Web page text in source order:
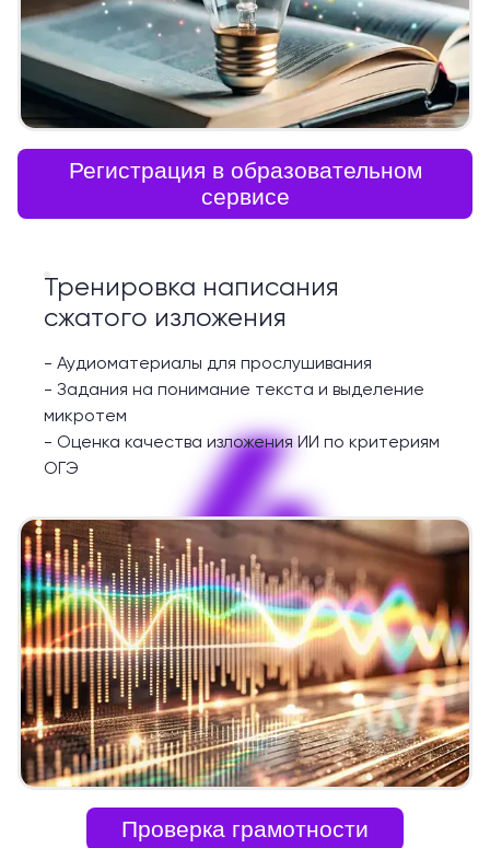
Регистрация в образовательном
сервисе
4
Тренировка написания
сжатого изложения
- Аудиоматериалы для прослушивания
- Задания на понимание текста и выделение
микротем
- Оценка качества изложения ИИ по критериям
ОГЭ
Проверка грамотности